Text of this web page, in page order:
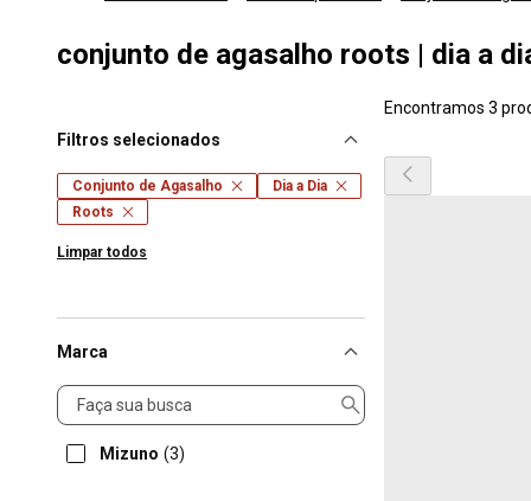
conjunto de agasalho roots | dia a
Filtros selecionados
Conjunto de Agasalho
Dia a Dia
Roots
Limpar todos
Marca
Marca
Mizuno (3)
Encontramos 3